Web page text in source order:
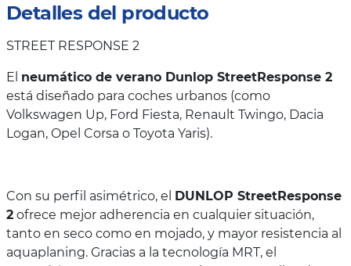
Detalles del producto
STREET RESPONSE 2
El neumático de verano Dunlop StreetResponse 2
está diseñado para coches urbanos (como
Volkswagen Up, Ford Fiesta, Renault Twingo, Dacia
Logan, Opel Corsa o Toyota Yaris).
Con su perfil asimétrico, el DUNLOP StreetResponse
2 ofrece mejor adherencia en cualquier situación,
tanto en seco como en mojado, y mayor resistencia al
aquaplaning. Gracias a la tecnología MRT, el